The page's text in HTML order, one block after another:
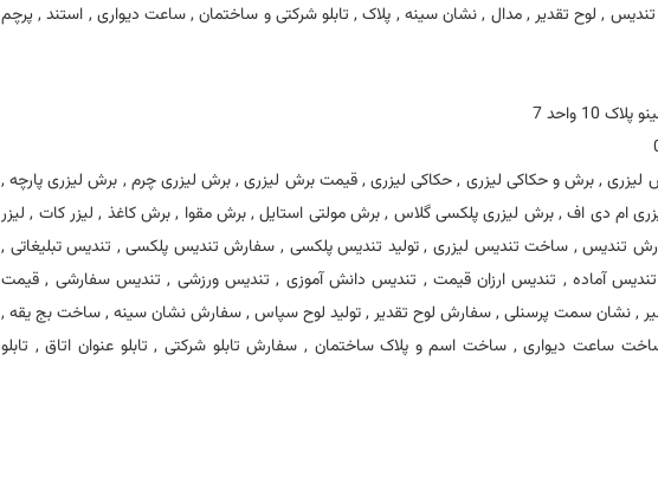
, لوح تقدیر , مدال , نشان سینه , پلاک , تابلو شرکتی و ساختمان , ساعت دیواری , استند , پرچم
واحد 7
, برش و حکاکی لیزری , حکاکی لیزری , قیمت برش لیزری , برش لیزری چرم , برش لیزری پارچه ,
ام دی اف , برش لیزری پلکسی گلاس , برش مولتی استایل , برش مقوا , برش کاغذ , لیزر کات , لیزر
تندیس , ساخت تندیس لیزری , تولید تندیس پلکسی , سفارش تندیس پلکسی , تندیس تبلیغاتی ,
آماده , تندیس ارزان قیمت , تندیس دانش آموزی , تندیس ورزشی , تندیس سفارشی , قیمت
, نشان سمت پرسنلی , سفارش لوح تقدیر , تولید لوح سپاس , سفارش نشان سینه , ساخت بج یقه ,
ساعت دیواری , ساخت اسم و پلاک ساختمان , سفارش تابلو شرکتی , تابلو عنوان اتاق , تابلو